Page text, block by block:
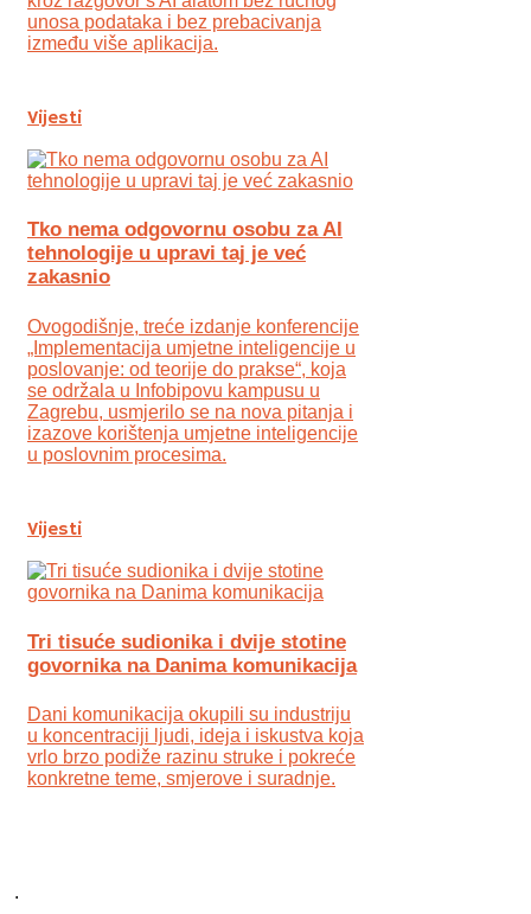
unosa podataka i bez prebacivanja
između više aplikacija.
Vijesti
Tko nema odgovornu osobu za AI
tehnologije u upravi taj je već
zakasnio
Ovogodišnje, treće izdanje konferencije
„Implementacija umjetne inteligencije u
poslovanje: od teorije do prakse“, koja
se održala u Infobipovu kampusu u
Zagrebu, usmjerilo se na nova pitanja i
izazove korištenja umjetne inteligencije
u poslovnim procesima.
Vijesti
Tri tisuće sudionika i dvije stotine
govornika na Danima komunikacija
Dani komunikacija okupili su industriju
u koncentraciji ljudi, ideja i iskustva koja
vrlo brzo podiže razinu struke i pokreće
konkretne teme, smjerove i suradnje.
.